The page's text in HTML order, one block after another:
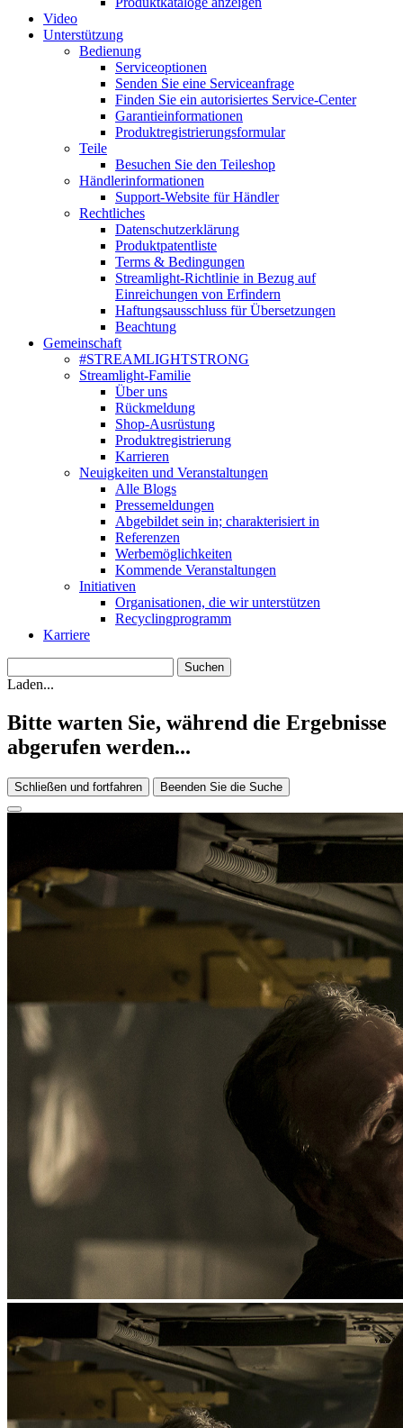
Video
Unterstützung
Bedienung
Serviceoptionen
Senden Sie eine Serviceanfrage
Finden Sie ein autorisiertes Service-Center
Garantieinformationen
Produktregistrierungsformular
Teile
Besuchen Sie den Teileshop
Händlerinformationen
Support-Website für Händler
Rechtliches
Datenschutzerklärung
Produktpatentliste
Terms & Bedingungen
Streamlight-Richtlinie in Bezug auf
Einreichungen von Erfindern
Haftungsausschluss für Übersetzungen
Beachtung
Gemeinschaft
#STREAMLIGHTSTRONG
Streamlight-Familie
Über uns
Rückmeldung
Shop-Ausrüstung
Produktregistrierung
Karrieren
Neuigkeiten und Veranstaltungen
Alle Blogs
Pressemeldungen
Abgebildet sein in; charakterisiert in
Referenzen
Werbemöglichkeiten
Kommende Veranstaltungen
Initiativen
Organisationen, die wir unterstützen
Recyclingprogramm
Karriere
Laden...
Bitte warten Sie, während die Ergebnisse
abgerufen werden...
Schließen und fortfahren Beenden Sie die Suche